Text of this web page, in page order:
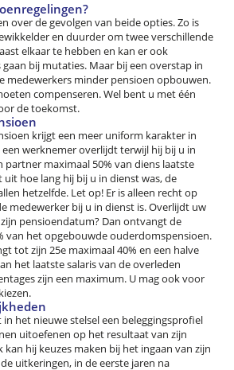
over de gevolgen van beide opties. Zo is
en duurder om twee verschillende
elkaar te hebben en kan er ook
bij mutaties. Maar bij een overstap in
medewerkers minder pensioen opbouwen.
compenseren. Wel bent u met één
de toekomst.
krijgt een meer uniform karakter in
een werknemer overlijdt terwijl hij bij u in
partner maximaal 50% van diens laatste
hoe lang hij bij u in dienst was, de
hetzelfde. Let op! Er is alleen recht op
medewerker bij u in dienst is. Overlijdt uw
pensioendatum? Dan ontvangt de
van het opgebouwde ouderdomspensioen.
tot zijn 25e maximaal 40% en een halve
het laatste salaris van de overleden
zijn een maximum. U mag ook voor
in het nieuwe stelsel een beleggingsprofiel
uitoefenen op het resultaat van zijn
kan hij keuzes maken bij het ingaan van zijn
uitkeringen, in de eerste jaren na